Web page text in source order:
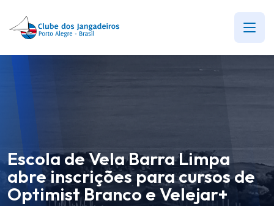
Escola de Vela Barra Limpa
abre inscrições para cursos de
Optimist Branco e Velejar+